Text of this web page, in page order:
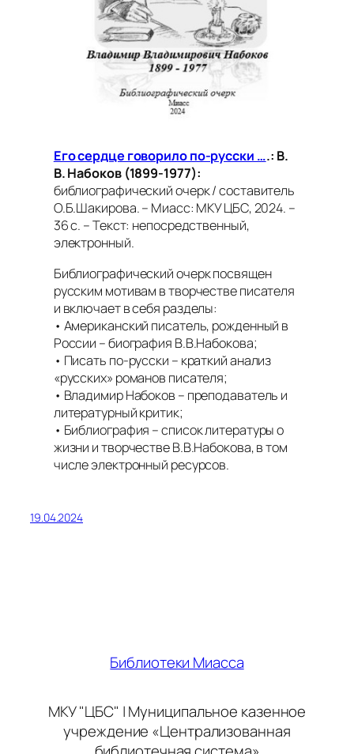
Его сердце говорило по-русски ….: В.
В. Набоков (1899-1977):
библиографический очерк / составитель
О.Б.Шакирова. – Миасс: МКУ ЦБС, 2024. –
36 с. – Текст: непосредственный,
электронный.
Библиографический очерк посвящен
русским мотивам в творчестве писателя
и включает в себя разделы:
• Американский писатель, рожденный в
России – биография В.В.Набокова;
• Писать по-русски – краткий анализ
«русских» романов писателя;
• Владимир Набоков – преподаватель и
литературный критик;
• Библиография – список литературы о
жизни и творчестве В.В.Набокова, в том
числе электронный ресурсов.
19.04.2024
Библиотеки Миасса
МКУ "ЦБС" | Муниципальное казенное
учреждение «Централизованная